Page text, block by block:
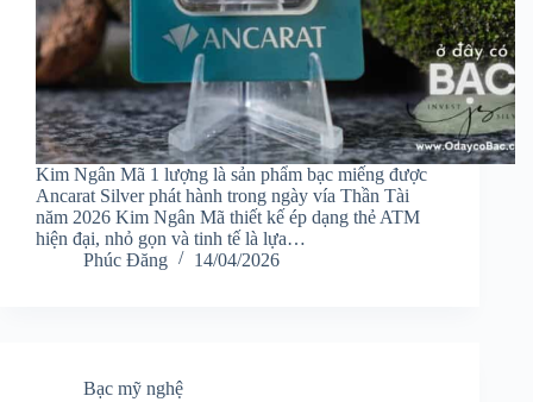
Kim Ngân Mã 1 lượng là sản phẩm bạc miếng được
Ancarat Silver phát hành trong ngày vía Thần Tài
năm 2026 Kim Ngân Mã thiết kế ép dạng thẻ ATM
hiện đại, nhỏ gọn và tinh tế là lựa…
Phúc Đăng
14/04/2026
Bạc mỹ nghệ